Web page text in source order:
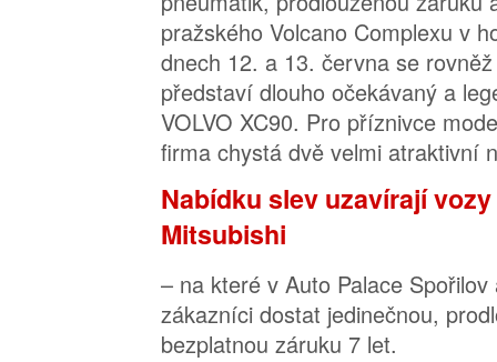
pražského Volcano Complexu v
dnech 12. a 13. června se
představí dlouho očekávaný a
VOLVO XC90. Pro příznivce
firma chystá dvě velmi atraktivní
Nabídku slev uzavírají
Mitsubishi
– na které v Auto Palace
zákazníci dostat jedinečnou,
bezplatnou záruku 7 let.